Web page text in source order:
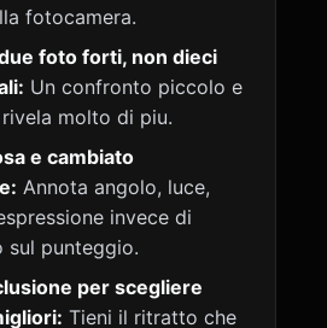
fotocamera.
foto forti, non dieci
Un confronto piccolo e
molto di piu.
e cambiato
Annota angolo, luce,
invece di
sul punteggio.
per scegliere
Tieni il ritratto che